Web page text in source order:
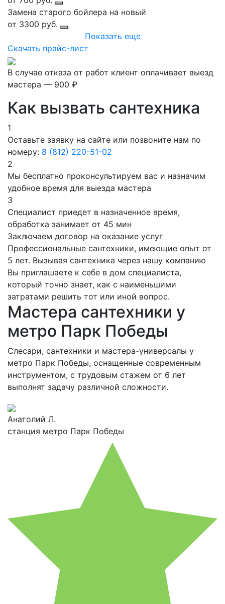
Замена старого бойлера на новый
от 3300 руб.
Показать еще
Скачать прайс-лист
В случае отказа от работ клиент оплачивает выезд
мастера — 900 ₽
Как вызвать сантехника
1
Оставьте заявку на сайте или позвоните нам по
номеру: 8 (812) 220-51-02
2
Мы бесплатно проконсультируем вас и назначим
удобное время для выезда мастера
3
Специалист приедет в назначенное время,
обработка занимает от 45 мин
Заключаем договор на оказание услуг
Профессиональные сантехники, имеющие опыт от
5 лет. Вызывая сантехника через нашу компанию
Вы приглашаете к себе в дом специалиста,
который точно знает, как с наименьшими
затратами решить тот или иной вопрос.
Мастера сантехники у
метро Парк Победы
Слесари, сантехники и мастера-универсалы у
метро Парк Победы, оснащенные современным
инструментом, с трудовым стажем от 6 лет
выполнят задачу различной сложности.
Анатолий Л.
станция метро Парк Победы